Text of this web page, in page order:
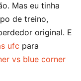
Mas eu tinha
de treino,
original. E
ufc para
vs blue corner